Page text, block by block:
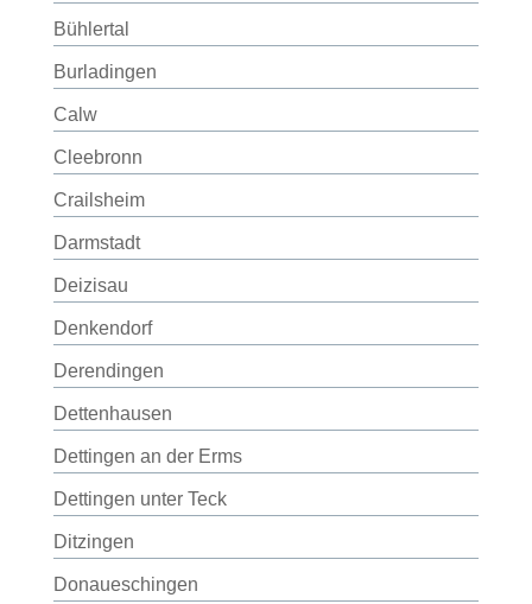
Bühlertal
Burladingen
Calw
Cleebronn
Crailsheim
Darmstadt
Deizisau
Denkendorf
Derendingen
Dettenhausen
Dettingen an der Erms
Dettingen unter Teck
Ditzingen
Donaueschingen